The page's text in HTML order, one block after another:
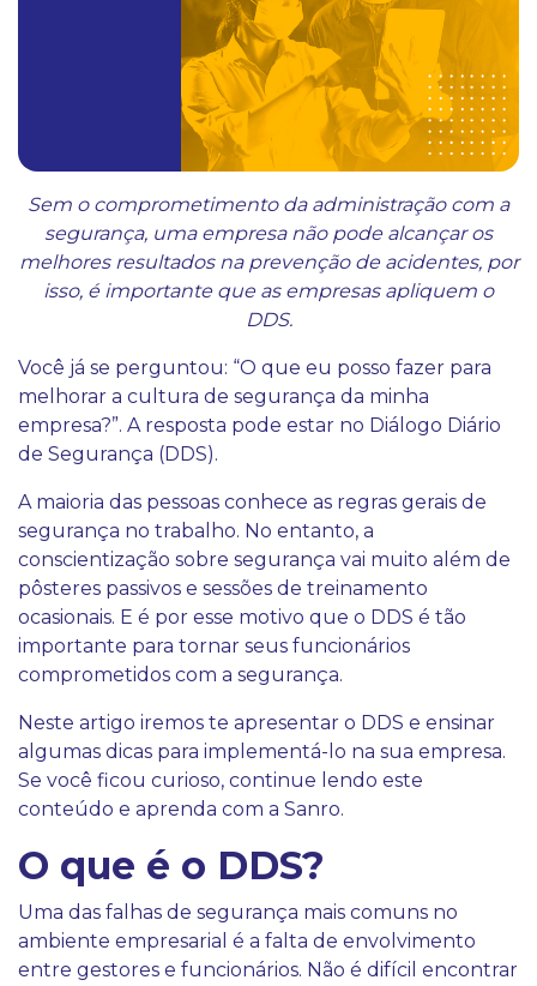
Sem o comprometimento da administração com a
segurança, uma empresa não pode alcançar os
melhores resultados na prevenção de acidentes, por
isso, é importante que as empresas apliquem o
DDS.
Você já se perguntou: “O que eu posso fazer para
melhorar a cultura de segurança da minha
empresa?”. A resposta pode estar no Diálogo Diário
de Segurança (DDS).
A maioria das pessoas conhece as regras gerais de
segurança no trabalho. No entanto, a
conscientização sobre segurança vai muito além de
pôsteres passivos e sessões de treinamento
ocasionais. E é por esse motivo que o DDS é tão
importante para tornar seus funcionários
comprometidos com a segurança.
Neste artigo iremos te apresentar o DDS e ensinar
algumas dicas para implementá-lo na sua empresa.
Se você ficou curioso, continue lendo este
conteúdo e aprenda com a Sanro.
O que é o DDS?
Uma das falhas de segurança mais comuns no
ambiente empresarial é a falta de envolvimento
entre gestores e funcionários. Não é difícil encontrar